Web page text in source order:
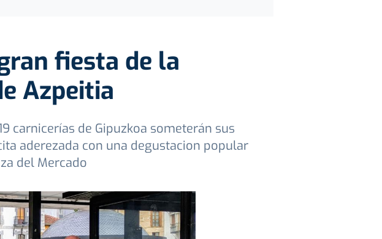
fiesta de la
Azpeitia
carnicerías de Gipuzkoa someterán sus
aderezada con una degustacion popular
del Mercado